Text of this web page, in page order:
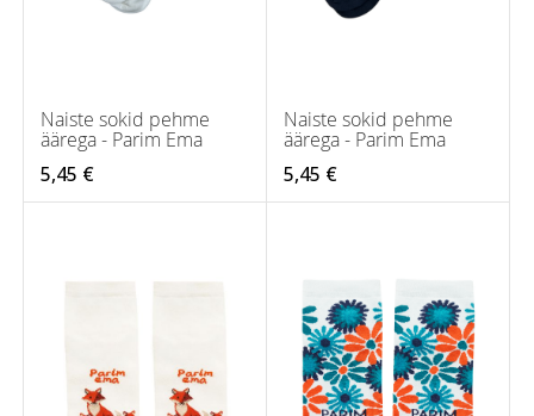
Naiste sokid pehme
äärega - Parim Ema
5,45 €
Naiste sokid pehme
äärega - Parim Ema
5,45 €